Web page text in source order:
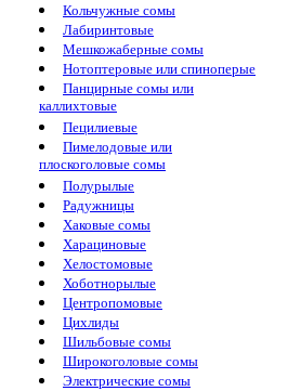
Кольчужные сомы
Лабиринтовые
Мешкожаберные сомы
Нотоптеровые или спиноперые
Панцирные сомы или
каллихтовые
Пецилиевые
Пимелодовые или
плоскоголовые сомы
Полурылые
Радужницы
Хаковые сомы
Харациновые
Хелостомовые
Хоботнорылые
Центропомовые
Цихлиды
Шильбовые сомы
Широкоголовые сомы
Электрические сомы